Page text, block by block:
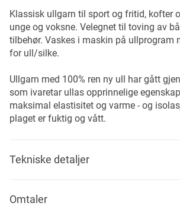
Klassisk ullgarn til sport og fritid, kofter
unge og voksne. Velegnet til toving av
tilbehør. Vaskes i maskin på ullprogram
for ull/silke.
Ullgarn med 100% ren ny ull har gått
som ivaretar ullas opprinnelige
maksimal elastisitet og varme - og
plaget er fuktig og vått.
Tekniske detaljer
Omtaler